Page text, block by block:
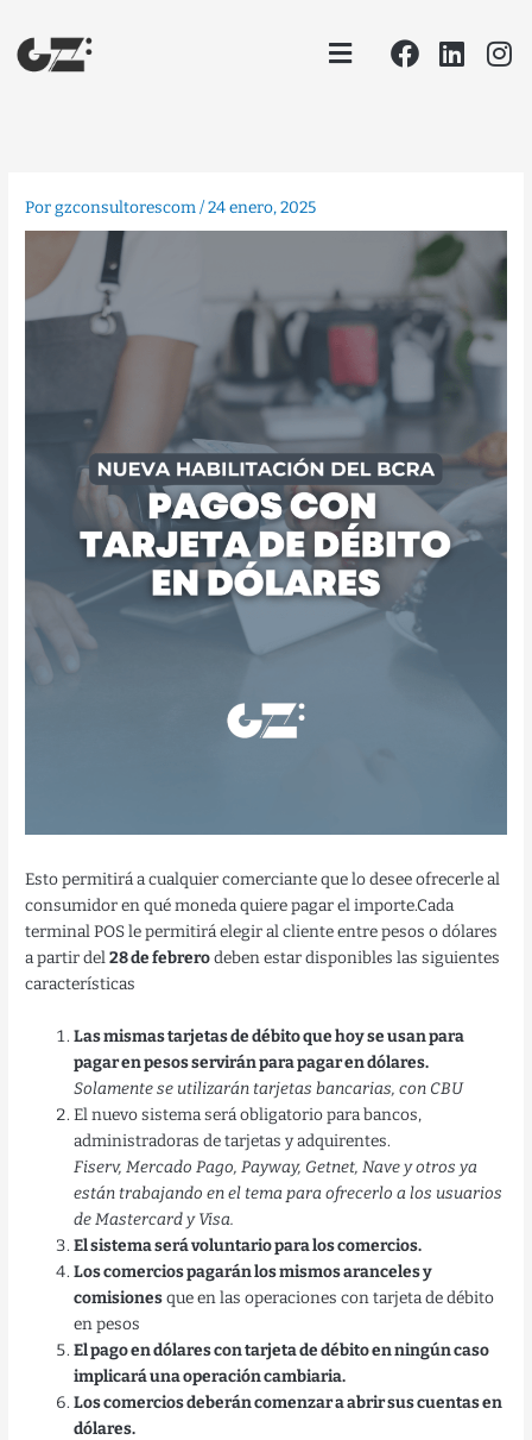
contenido
Menu Facebook
Porgzconsultorescom/24 enero, 2025
Esto permitirá a cualquier comerciante que lo desee ofrecerle al
consumidor en qué moneda quiere pagar el importe.Cada
terminal POS le permitirá elegir al cliente entre pesos o dólares
a partir del28 de febrerodeben estar disponibles las siguientes
características
Las mismas tarjetas de débito que hoy se usan para
pagar en pesos servirán para pagar en dólares.
Solamente se utilizarán tarjetas bancarias, con CBU
El nuevo sistema será obligatorio para bancos,
administradoras de tarjetas y adquirentes.
Fiserv, Mercado Pago, Payway, Getnet, Nave y otros ya
están trabajando en el tema para ofrecerlo a los usuarios
de Mastercard y Visa.
El sistema será voluntario para los comercios.
Los comercios pagarán los mismos aranceles y
comisionesque en las operaciones con tarjeta de débito
en pesos
El pago en dólares con tarjeta de débito en ningún caso
implicará una operación cambiaria.
Los comercios deberán comenzar a abrir sus cuentas en
dólares.